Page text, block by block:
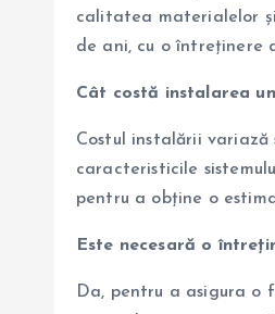
calitatea materialelor
de ani, cu o întreținere
Cât costă instalarea
Costul instalării
caracteristicile
pentru a obține o
Este necesară o
Da, pentru a asigura o